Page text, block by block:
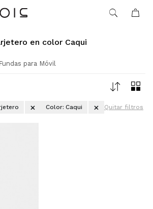
en color Caqui
Fundas para Móvil
Color: Caqui Quitar filtros